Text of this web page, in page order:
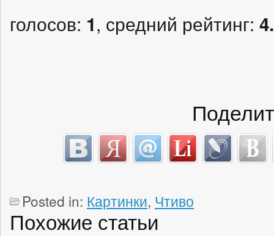
голосов: 1, средний рейтинг:
Posted in: Картинки, Чтиво
Похожие статьи